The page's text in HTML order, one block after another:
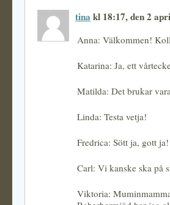
tina kl 18:17, den 2
Anna: Välkommen!
Katarina: Ja, ett
Matilda: Det brukar
Linda: Testa vetja!
Fredrica: Sött ja, gott
Carl: Vi kanske ska på
Viktoria: